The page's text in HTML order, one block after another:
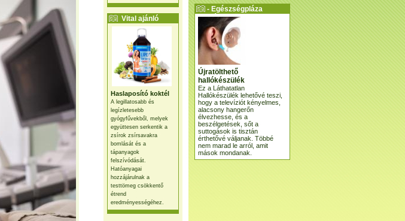
Vital ajánló
Haslaposító koktél
A legillatosabb és
legízletesebb
gyógyfűvekből, melyek
együttesen serkentik a
zsírok zsírsavakra
bomlását és a
tápanyagok
felszívódását.
Hatóanyagai
hozzájárulnak a
testtömeg csökkentő
étrend
eredményességéhez.
- Egészségpláza
ajánlatunk -
Újratölthető
hallókészülék
Ez a Láthatatlan
Hallókészülék lehetővé teszi,
hogy a televíziót kényelmes,
alacsony hangerőn
élvezhesse, és a
beszélgetések, sőt a
suttogások is tisztán
érthetővé váljanak. Többé
nem marad le arról, amit
mások mondanak.